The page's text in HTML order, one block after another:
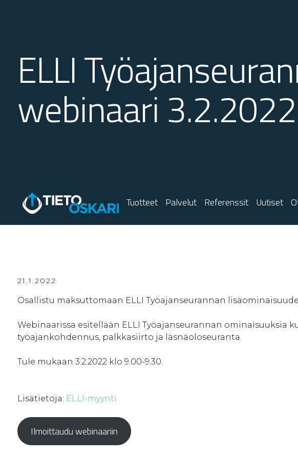
ELLI
webinaari 3.2.2022
Tuotteet Palvelut Referenssit Uutiset
21.1.2022
Osallistu maksuttomaan ELLI Työajanseurannan
Webinaarissa esitellään ELLI Työajanseurannan ominaisuuksia
työajankohdennus, palkkasiirto ja läsnäoloseuranta.
Tule mukaan 3.2.2022 klo 9.00-9.30.
Lisätietoja: ELLI-myynti
Ilmoittaudu webinaariin